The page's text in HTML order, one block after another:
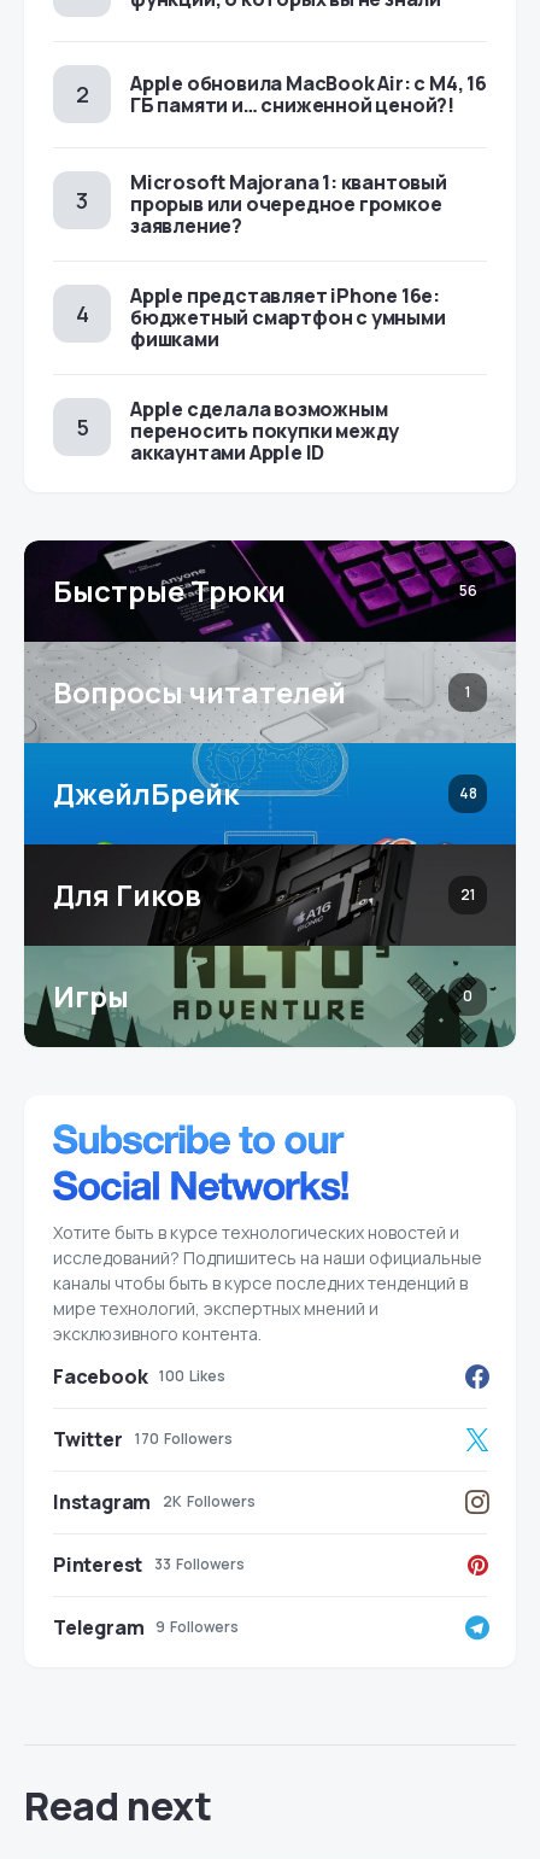
Apple обновила MacBook Air: с M4, 16
ГБ памяти и… сниженной ценой?!
Microsoft Majorana 1: квантовый
прорыв или очередное громкое
заявление?
Apple представляет iPhone 16e:
бюджетный смартфон с умными
фишками
Apple сделала возможным
переносить покупки между
аккаунтами Apple ID
Быстрые Трюки 56
Вопросы читателей 1
ДжейлБрейк 48
Для Гиков 21
Игры 0
Хотите быть в курсе технологических новостей и
исследований? Подпишитесь на наши официальные
каналы чтобы быть в курсе последних тенденций в
мире технологий, экспертных мнений и
эксклюзивного контента.
Facebook 100 Likes
Twitter 170 Followers
Instagram 2K Followers
Pinterest 33 Followers
Telegram 9 Followers
Read next